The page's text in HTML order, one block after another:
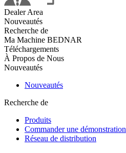
Dealer Area
Nouveautés
Recherche de
Ma Machine BEDNAR
Téléchargements
À Propos de Nous
Nouveautés
Nouveautés
Recherche de
Produits
Commander une démonstration
Réseau de distribution